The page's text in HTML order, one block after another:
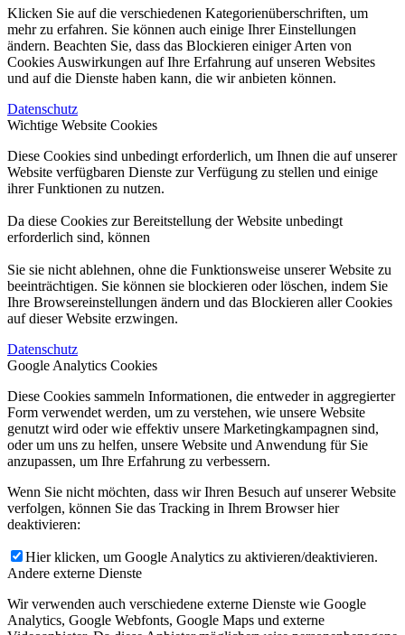
Klicken Sie auf die verschiedenen Kategorienüberschriften, um
mehr zu erfahren. Sie können auch einige Ihrer Einstellungen
ändern. Beachten Sie, dass das Blockieren einiger Arten von
Cookies Auswirkungen auf Ihre Erfahrung auf unseren Websites
und auf die Dienste haben kann, die wir anbieten können.
Datenschutz
Wichtige Website Cookies
Diese Cookies sind unbedingt erforderlich, um Ihnen die auf unserer
Website verfügbaren Dienste zur Verfügung zu stellen und einige
ihrer Funktionen zu nutzen.
Da diese Cookies zur Bereitstellung der Website unbedingt
erforderlich sind, können
Sie sie nicht ablehnen, ohne die Funktionsweise unserer Website zu
beeinträchtigen. Sie können sie blockieren oder löschen, indem Sie
Ihre Browsereinstellungen ändern und das Blockieren aller Cookies
auf dieser Website erzwingen.
Datenschutz
Google Analytics Cookies
Diese Cookies sammeln Informationen, die entweder in aggregierter
Form verwendet werden, um zu verstehen, wie unsere Website
genutzt wird oder wie effektiv unsere Marketingkampagnen sind,
oder um uns zu helfen, unsere Website und Anwendung für Sie
anzupassen, um Ihre Erfahrung zu verbessern.
Wenn Sie nicht möchten, dass wir Ihren Besuch auf unserer Website
verfolgen, können Sie das Tracking in Ihrem Browser hier
deaktivieren:
Hier klicken, um Google Analytics zu aktivieren/deaktivieren.
Andere externe Dienste
Wir verwenden auch verschiedene externe Dienste wie Google
Analytics, Google Webfonts, Google Maps und externe